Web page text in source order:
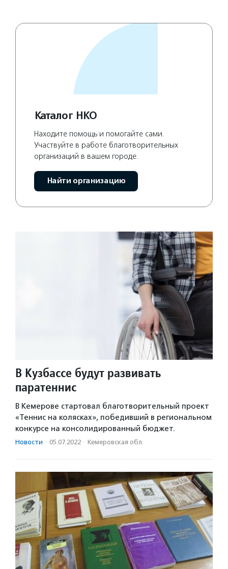
Каталог НКО
Находите помощь и помогайте сами.
Участвуйте в работе благотворительных
организаций в вашем городе.
Найти организацию
В Кузбассе будут развивать
паратеннис
В Кемерове стартовал благотворительный проект
«Теннис на колясках», победивший в региональном
конкурсе на консолидированный бюджет.
Новости · 05.07.2022 · Кемеровская обл.